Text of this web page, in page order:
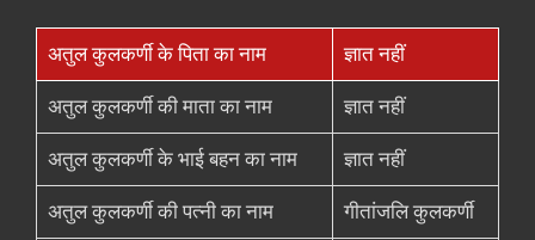
अतुल कुलकर्णी के पिता का नाम ज्ञात नहीं
अतुल कुलकर्णी की माता का नाम ज्ञात नहीं
अतुल कुलकर्णी के भाई बहन का नाम ज्ञात नहीं
अतुल कुलकर्णी की पत्नी का नाम गीतांजलि कुलकर्णी